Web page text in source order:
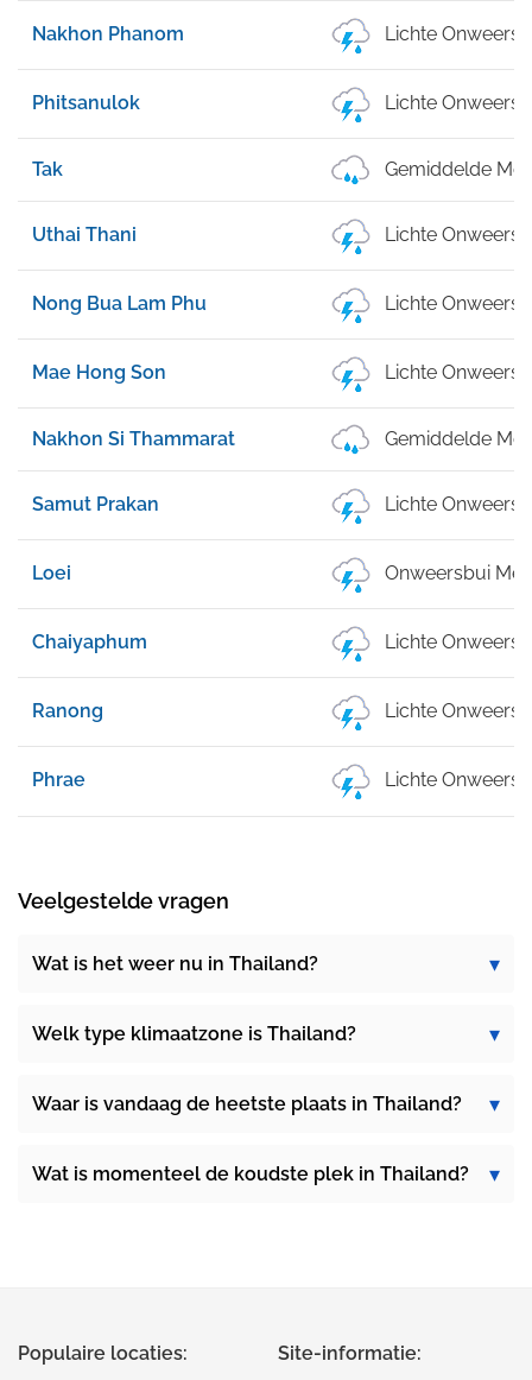
Nakhon Phanom Lichte
Phitsanulok Lichte
Tak Gemiddelde
Uthai Thani Lichte
Nong Bua Lam Phu Lichte
Mae Hong Son Lichte
Nakhon Si Thammarat Gemiddelde
Samut Prakan Lichte
Loei Onweersbui
Chaiyaphum Lichte
Ranong Lichte
Phrae Lichte
Veelgestelde vragen
Wat is het weer nu in Thailand?
Welk type klimaatzone is Thailand?
Waar is vandaag de heetste plaats in Thailand?
Wat is momenteel de koudste plek in Thailand?
Populaire locaties: Site-informatie: